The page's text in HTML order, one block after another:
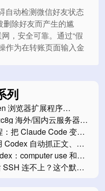
自动检测微信好友状态
删除好友而产生的尴
，安全可靠。通过“假
作为在转账页面输入金
列
浏览器扩展程序
问题海外/国内云服务器开
把 Claude Code 变成
Codex 自动抓正文、图
：computer use 和
决方案连不上？这个默认